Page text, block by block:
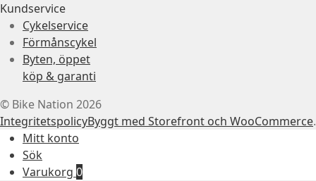
Kundservice
Cykelservice
Förmånscykel
Byten, öppet
köp & garanti
© Bike Nation 2026
IntegritetspolicyByggt med Storefront och WooCommerce.
Mitt konto
Sök
Varukorg 0